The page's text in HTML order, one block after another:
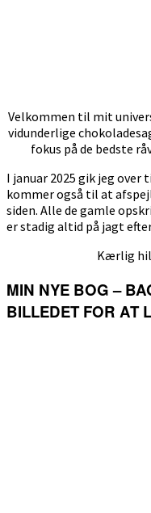
Velkommen til mit
vidunderlige
fokus på de bedste
I januar 2025 gik jeg
kommer også til at
siden. Alle de gamle
er stadig altid på jagt
Kærlig
MIN NYE BOG –
BILLEDET FOR AT